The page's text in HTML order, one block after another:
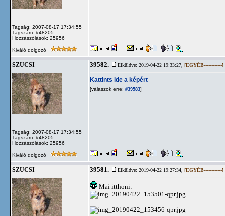
Tagság: 2007-08-17 17:34:55
Tagszám: #48205
Hozzászólások: 25956
Kiváló dolgozó
SZUCSI
Tagság: 2007-08-17 17:34:55
Tagszám: #48205
Hozzászólások: 25956
39582. Elküldve: 2019-04-22 19:33:27, [EGYÉB------------]
Kattints ide a képért
[válaszok erre: #39583]
Kiváló dolgozó
SZUCSI 39581. Elküldve: 2019-04-22 19:27:34, [EGYÉB------------]
Mai itthoni: